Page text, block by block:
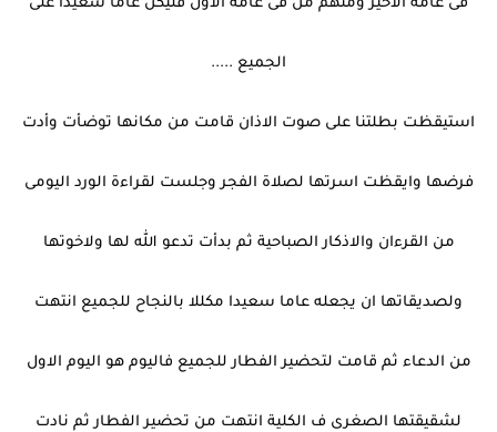
فى عامه الاخير ومنهم من فى عامه الاول فليكن عاما سعيدا على
الجميع .....
استيقظت بطلتنا على صوت الاذان قامت من مكانها توضأت وأدت
فرضها وايقظت اسرتها لصلاة الفجر وجلست لقراءة الورد اليومى
من القرءان والاذكار الصباحية ثم بدأت تدعو الله لها ولاخوتها
ولصديقاتها ان يجعله عاما سعيدا مكللا بالنجاح للجميع انتهت
من الدعاء ثم قامت لتحضير الفطار للجميع فاليوم هو اليوم الاول
لشقيقتها الصغرى ف الكلية انتهت من تحضير الفطار ثم نادت